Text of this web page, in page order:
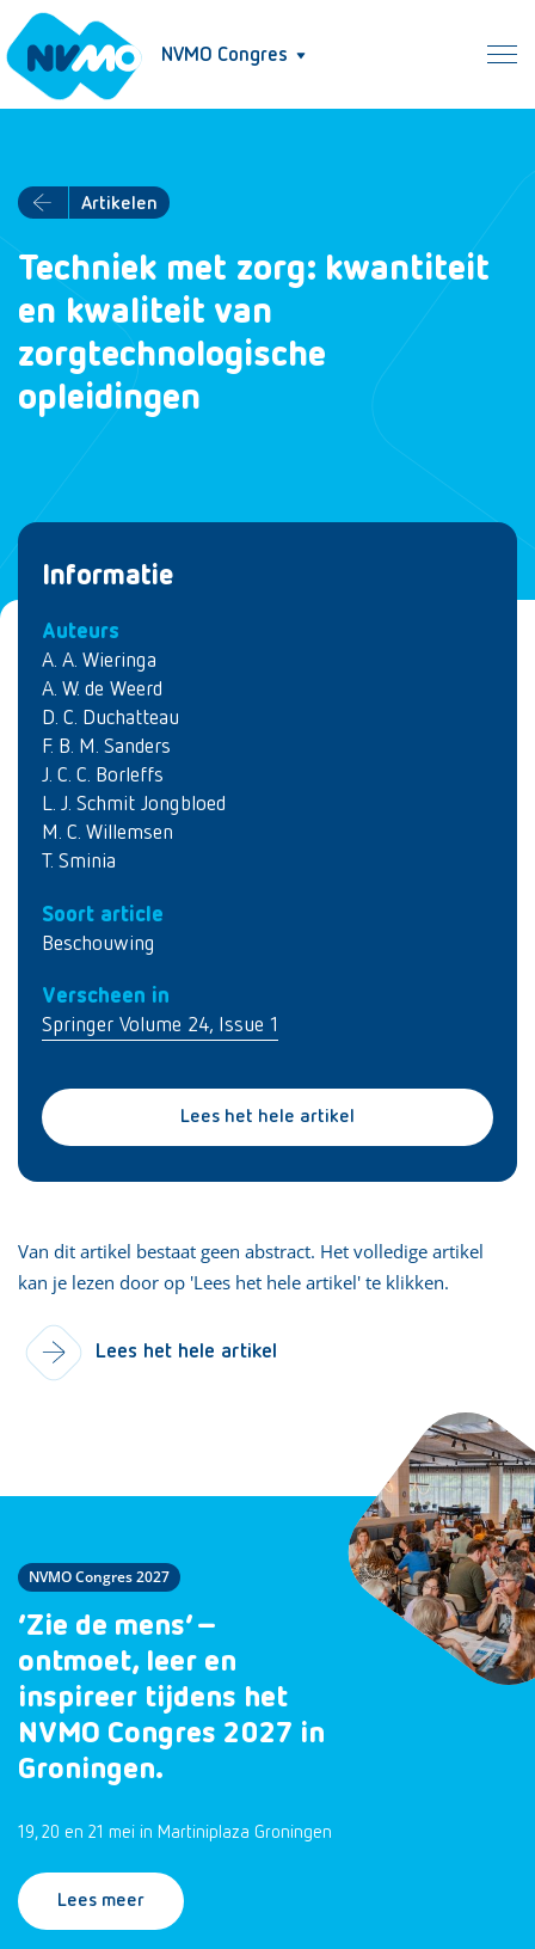
NVMO Congres
Artikelen
Techniek met zorg: kwantiteit
en kwaliteit van
zorgtechnologische
opleidingen
Informatie
Auteurs
A. A. Wieringa
A. W. de Weerd
D. C. Duchatteau
F. B. M. Sanders
J. C. C. Borleffs
L. J. Schmit Jongbloed
M. C. Willemsen
T. Sminia
Soort article
Beschouwing
Verscheen in
Springer Volume 24, Issue 1
Lees het hele artikel
Van dit artikel bestaat geen abstract. Het volledige artikel
kan je lezen door op 'Lees het hele artikel' te klikken.
Lees het hele artikel
NVMO Congres 2027
‘Zie de mens’ –
ontmoet, leer en
inspireer tijdens het
NVMO Congres 2027 in
Groningen.
19, 20 en 21 mei in Martiniplaza Groningen
Lees meer